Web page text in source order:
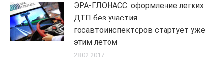
ЭРА-ГЛОНАСС: оформление легких
ДТП без участия
госавтоинспекторов стартует уже
этим летом
28.02.2017